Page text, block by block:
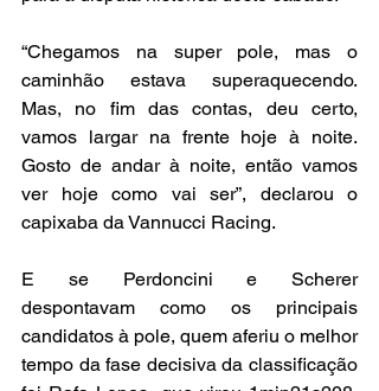
“Chegamos na super pole, mas o
caminhão estava superaquecendo.
Mas, no fim das contas, deu certo,
vamos largar na frente hoje à noite.
Gosto de andar à noite, então vamos
ver hoje como vai ser”, declarou o
capixaba da Vannucci Racing.
E se Perdoncini e Scherer
despontavam como os principais
candidatos à pole, quem aferiu o melhor
tempo da fase decisiva da classificação